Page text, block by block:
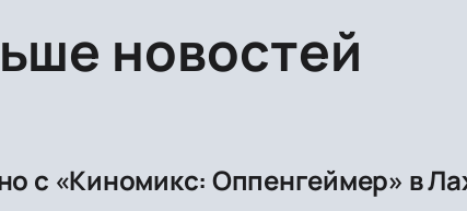
новостей
с «Киномикс: Оппенгеймер» в